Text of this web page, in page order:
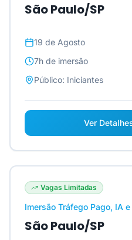
São Paulo/SP
19 de Agosto
7h de imersão
Público: Iniciantes
Ver
Vagas Limitadas
Imersão Tráfego Pago, IA
São Paulo/SP